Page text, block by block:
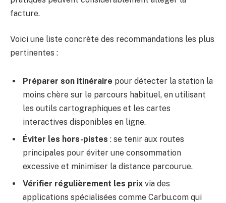
facture.
Voici une liste concrète des recommandations les plus
pertinentes :
Préparer son itinéraire pour détecter la station la
moins chère sur le parcours habituel, en utilisant
les outils cartographiques et les cartes
interactives disponibles en ligne.
Éviter les hors-pistes : se tenir aux routes
principales pour éviter une consommation
excessive et minimiser la distance parcourue.
Vérifier régulièrement les prix via des
applications spécialisées comme Carbu.com qui